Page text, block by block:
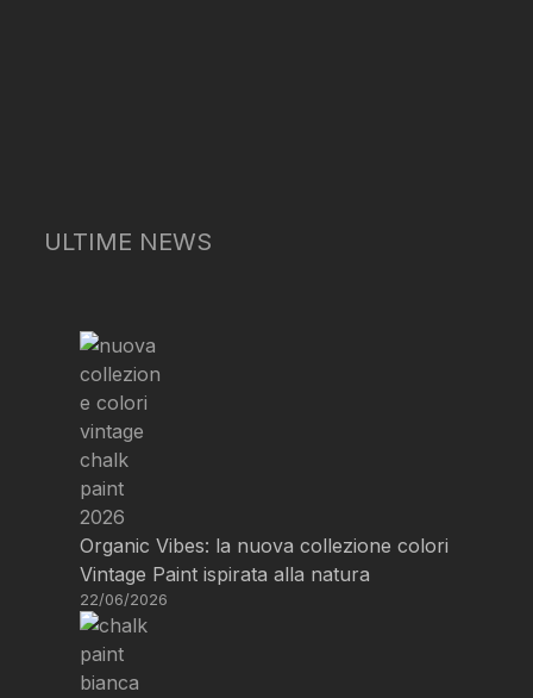
ULTIME NEWS
Organic Vibes: la nuova collezione colori
Vintage Paint ispirata alla natura
22/06/2026